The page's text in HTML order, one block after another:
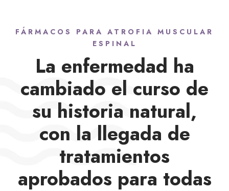
FÁRMACOS PARA ATROFIA MUSCULAR
ESPINAL
La enfermedad ha
cambiado el curso de
su historia natural,
con la llegada de
tratamientos
aprobados para todas